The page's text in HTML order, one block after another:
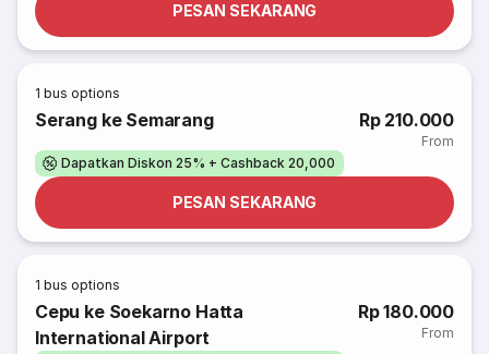
PESAN SEKARANG
1 bus options
Serang ke Semarang Rp 210.000
From
Dapatkan Diskon 25% + Cashback 20,000
PESAN SEKARANG
1 bus options
Cepu ke Soekarno Hatta
International Airport
Rp 180.000
From